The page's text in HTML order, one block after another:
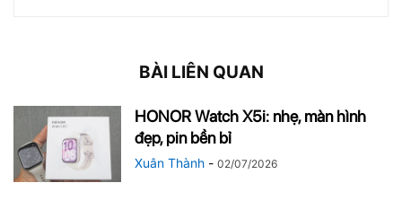
BÀI LIÊN QUAN
HONOR Watch X5i: nhẹ, màn hình
đẹp, pin bền bỉ
Xuân Thành - 02/07/2026